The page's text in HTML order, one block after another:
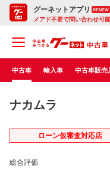
グーネットアプリ RENEW
メアド不要で問い合わせ可能
中古車 輸入車 中古車販売
ナカムラ
ローン仮審査対応店
総合評価